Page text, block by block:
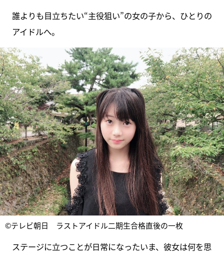
誰よりも目立ちたい“主役狙い”の女の子から、ひとりの
アイドルへ。
©テレビ朝日 ラストアイドル二期生合格直後の一枚
ステージに立つことが日常になったいま、彼女は何を思